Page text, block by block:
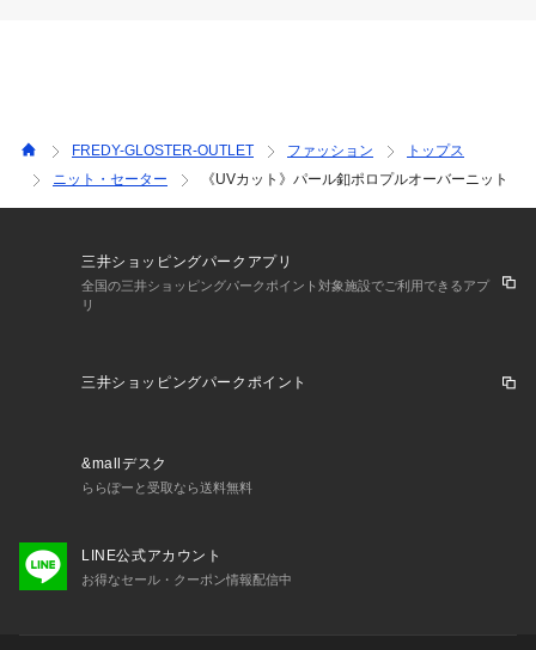
光沢感：なし
洗濯：手洗い可
----------------------------------------------------------
●お取扱い上のご注意●
末永くご愛用頂くために、アテンションタグを必ずご確認の
上、着用又はお取り扱い下さい。
クーポン情報、入荷情報が、通知されるようになります。
て見える場合があります。商品の色味は、スタジオ撮影の画像
をご参照下さい。
り、実際の商品と比較し色味に若干の誤差が生じる場合があり
ます。
FREDY-GLOSTER-OUTLET ファッション
トップス
ニット・セーター
《UVカット》パール釦ポロプルオーバーニット
三井ショッピングパークアプリ
全国の三井ショッピングパークポイント対象施設でご利用できるアプ
リ
三井ショッピングパークポイント
&mallデスク
ららぽーと受取なら送料無料
LINE公式アカウント
お得なセール・クーポン情報配信中